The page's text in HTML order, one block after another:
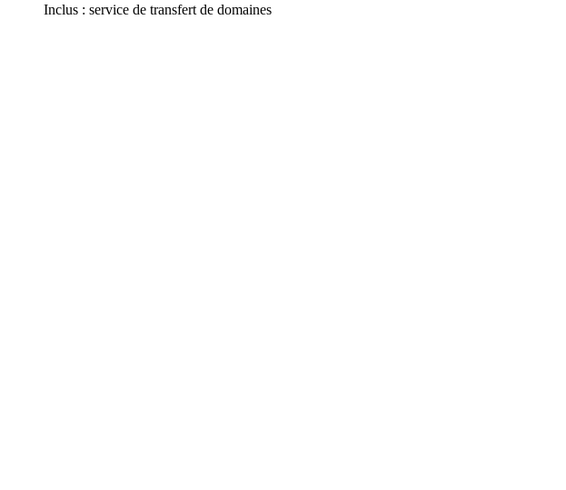
Inclus : service de transfert de domaines